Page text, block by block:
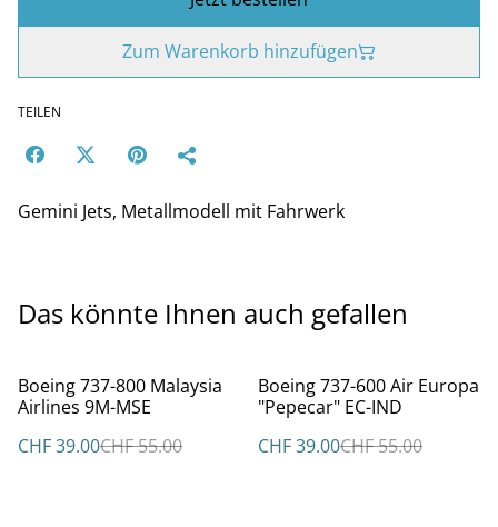
Zum Warenkorb hinzufügen
TEILEN
Gemini Jets, Metallmodell mit Fahrwerk
Das könnte Ihnen auch gefallen
%
Boeing 737-800 Malaysia
Airlines 9M-MSE
CHF 39.00CHF 55.00
%
Boeing 737-600 Air Europa
"Pepecar" EC-IND
CHF 39.00CHF 55.00